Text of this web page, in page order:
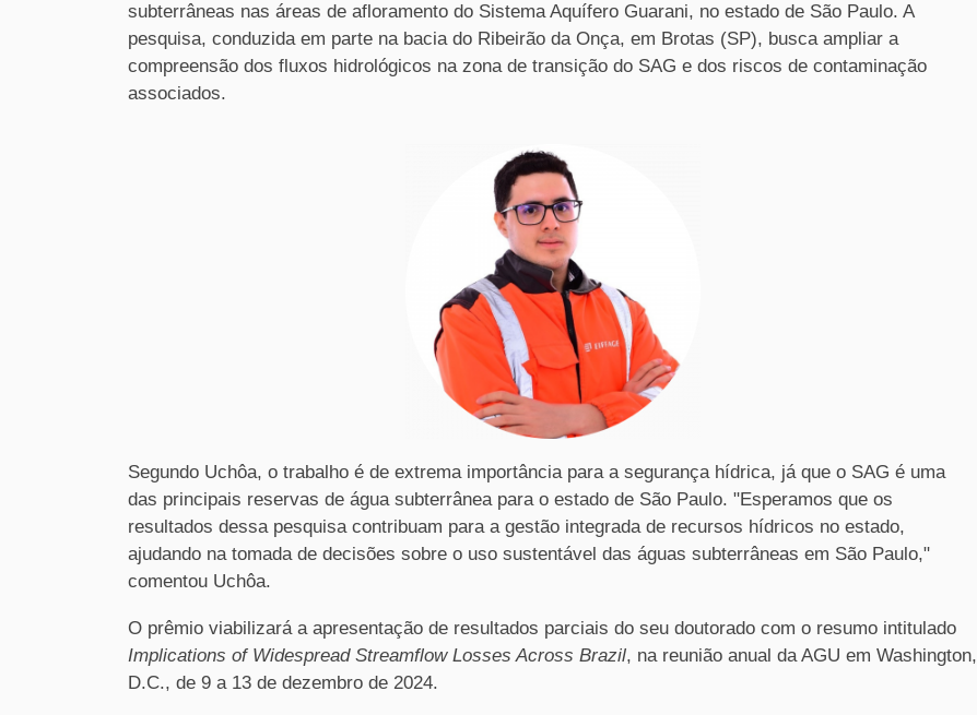
subterrâneas nas áreas de afloramento do Sistema Aquífero Guarani, no estado de São Paulo. A
pesquisa, conduzida em parte na bacia do Ribeirão da Onça, em Brotas (SP), busca ampliar a
compreensão dos fluxos hidrológicos na zona de transição do SAG e dos riscos de contaminação
associados.
Segundo Uchôa, o trabalho é de extrema importância para a segurança hídrica, já que o SAG é uma
das principais reservas de água subterrânea para o estado de São Paulo. "Esperamos que os
resultados dessa pesquisa contribuam para a gestão integrada de recursos hídricos no estado,
ajudando na tomada de decisões sobre o uso sustentável das águas subterrâneas em São Paulo,"
comentou Uchôa.
O prêmio viabilizará a apresentação de resultados parciais do seu doutorado com o resumo intitulado
Implications of Widespread Streamflow Losses Across Brazil, na reunião anual da AGU em Washington,
D.C., de 9 a 13 de dezembro de 2024.